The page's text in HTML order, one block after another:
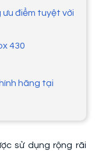
ưu điểm tuyệt vời
430
hãng tại
sử dụng rộng rãi